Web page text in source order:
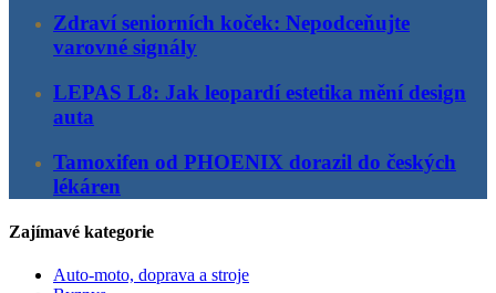
Zdraví seniorních koček: Nepodceňujte
varovné signály
LEPAS L8: Jak leopardí estetika mění design
auta
Tamoxifen od PHOENIX dorazil do českých
lékáren
Zajímavé kategorie
Auto-moto, doprava a stroje